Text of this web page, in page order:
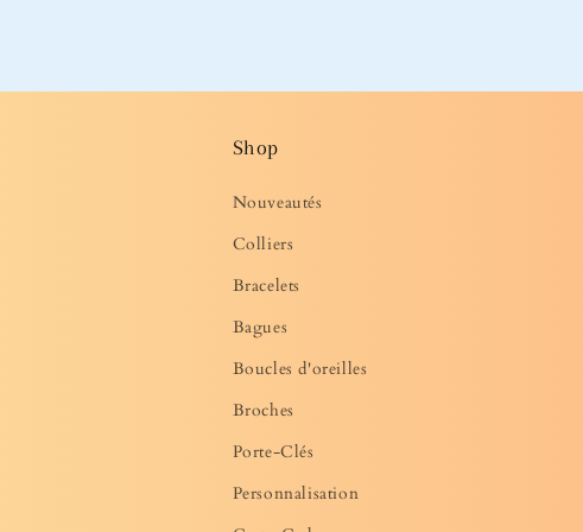
Shop
Nouveautés
Colliers
Bracelets
Bagues
Boucles d'oreilles
Broches
Porte-Clés
Personnalisation